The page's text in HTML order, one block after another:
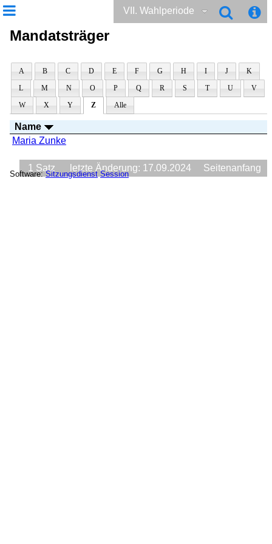
VII. Wahlperiode
Mandatsträger
A B C D E F G H I J
K
L
M N O P Q R S T U
V
W
X Y Z Alle
Name
Maria Zunke
1 Satz letzte Änderung: 17.09.2024 Seitenanfang
Software:Sitzungsdienst Session